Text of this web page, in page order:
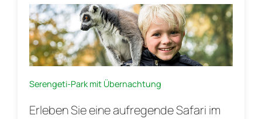
Serengeti-Park mit Übernachtung
Erleben Sie eine aufregende Safari im